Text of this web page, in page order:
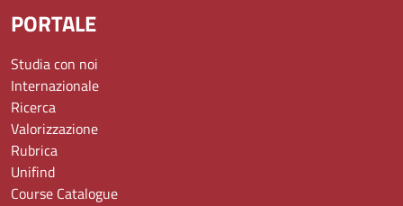
PORTALE
Studia con noi
Internazionale
Ricerca
Valorizzazione
Rubrica
Unifind
Course Catalogue